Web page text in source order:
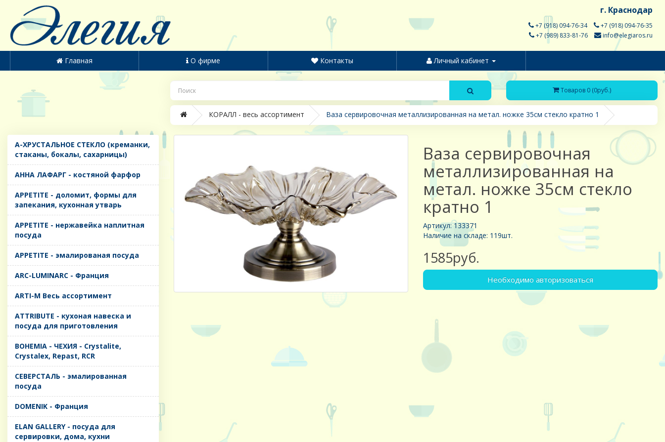
г. Краснодар
+7 (918) 094-76-34
+7 (918) 094-76-35
+7 (989) 833-81-76
info@elegiaros.ru
Главная О фирме Контакты Личный кабинет
Товаров 0 (0руб.)
КОРАЛЛ - весь ассортимент Ваза сервировочная металлизированная на метал. ножке 35см стекло кратно 1
A-ХРУСТАЛЬНОЕ СТЕКЛО (креманки,
стаканы, бокалы, сахарницы)
AHHA ЛАФАРГ - костяной фарфор
APPETITE - доломит, формы для
запекания, кухонная утварь
APPETITE - нержавейка наплитная
посуда
APPETITE - эмалированая посуда
ARC-LUMINARC - Франция
ARTI-M Весь ассортимент
ATTRIBUTE - кухоная навеска и
посуда для приготовления
BOHEMIA - ЧЕХИЯ - Crystalite,
Crystalex, Repast, RCR
CЕВЕРСТАЛЬ - эмалированная
посуда
DOMENIK - Франция
ELAN GALLERY - посуда для
сервировки, дома, кухни
Ваза сервировочная
металлизированная на
метал. ножке 35см стекло
кратно 1
Артикул: 133371
Наличие на складе: 119шт.
1585руб.
Необходимо авторизоваться